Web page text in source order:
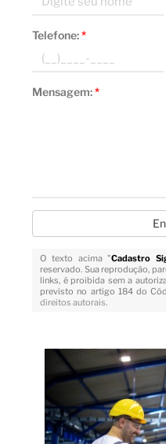
Telefone:*
Mensagem:*
O texto acima "Cadastro
reservado. Sua reprodução,
links, é proibida sem a
previsto no artigo 184 do
direitos autorais.